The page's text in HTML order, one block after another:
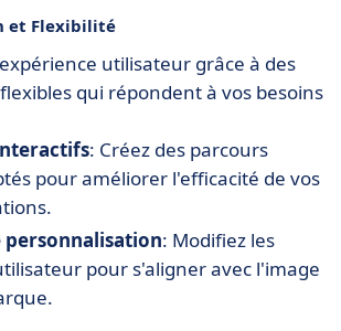
et Flexibilité
utilisateur grâce à des
qui répondent à vos besoins
: Créez des parcours
pour améliorer l'efficacité de vos
personnalisation: Modifiez les
pour s'aligner avec l'image